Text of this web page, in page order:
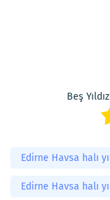
Beş
Edirne Havsa halı
Edirne Havsa halı